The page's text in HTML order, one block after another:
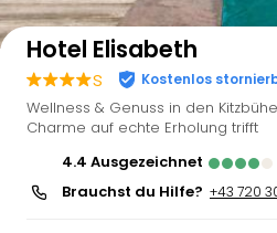
Hotel Elisabeth
s Kostenlos
Wellness & Genuss in den
Charme auf echte Erholung trifft
4.4
ausgezeichnet
Brauchst du Hilfe? +43 720